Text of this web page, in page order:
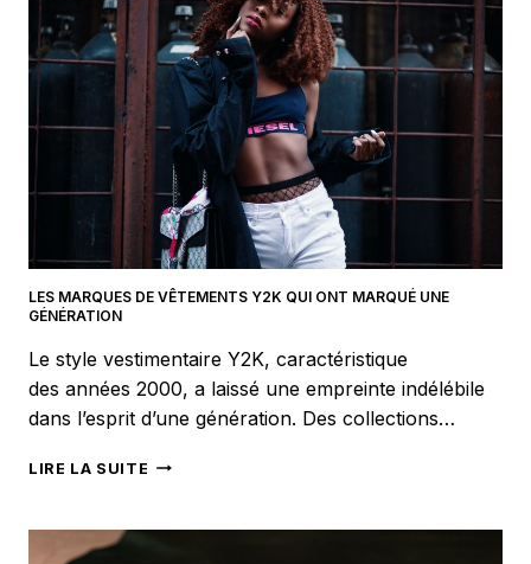
LOOK
TENDANCE
AVEC
UN
SAC
BANDOULIÈRE
LES MARQUES DE VÊTEMENTS Y2K QUI ONT MARQUÉ UNE
GÉNÉRATION
Le style vestimentaire Y2K, caractéristique
des années 2000, a laissé une empreinte indélébile
dans l’esprit d’une génération. Des collections…
LIRE LA SUITE LES
VÊTEMENTS